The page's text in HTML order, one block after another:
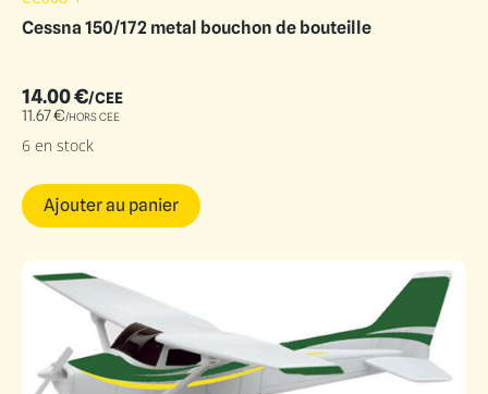
Cessna 150/172 metal bouchon de bouteille
14.00€/CEE
11.67€/HORS CEE
6 en stock
Ajouter au panier